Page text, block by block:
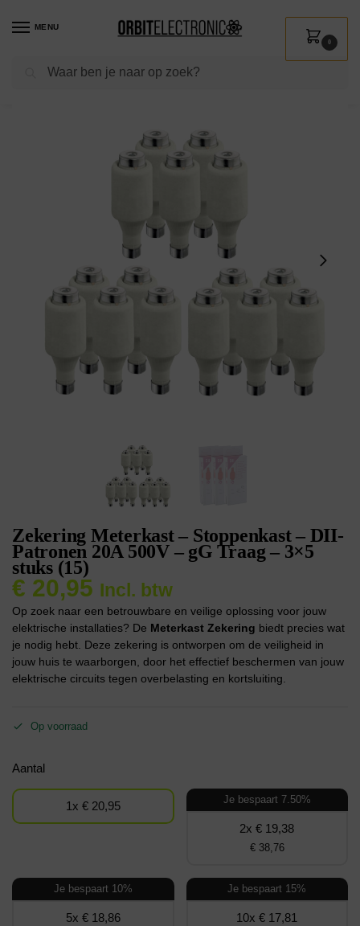
MENU
Zoeken
0
Shop / Installatie Groepenkasten & Industrie
Zekering Meterkast – Stoppenkast – DII-
Patronen 20A 500V – gG Traag – 3×5
stuks (15)
€ 20,95 Incl. btw
Op zoek naar een betrouwbare en veilige oplossing voor jouw
elektrische installaties? De Meterkast Zekering biedt precies wat
je nodig hebt. Deze zekering is ontworpen om de veiligheid in
jouw huis te waarborgen, door het effectief beschermen van jouw
elektrische circuits tegen overbelasting en kortsluiting.
Op voorraad
Aantal
1x € 20,95 Je bespaart 7.50%
2x € 19,38
€ 38,76
Je bespaart 10%
5x € 18,86
Je bespaart 15%
10x € 17,81